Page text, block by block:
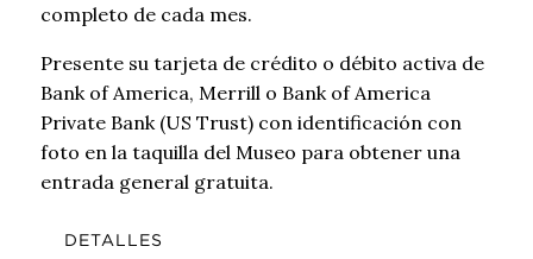
completo de cada mes.
Presente su tarjeta de crédito o débito activa de
Bank of America, Merrill o Bank of America
Private Bank (US Trust) con identificación con
foto en la taquilla del Museo para obtener una
entrada general gratuita.
DETALLES